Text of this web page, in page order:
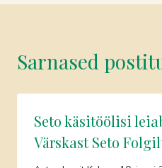
Sarnased
Seto käsitöölisi
Värskast Seto